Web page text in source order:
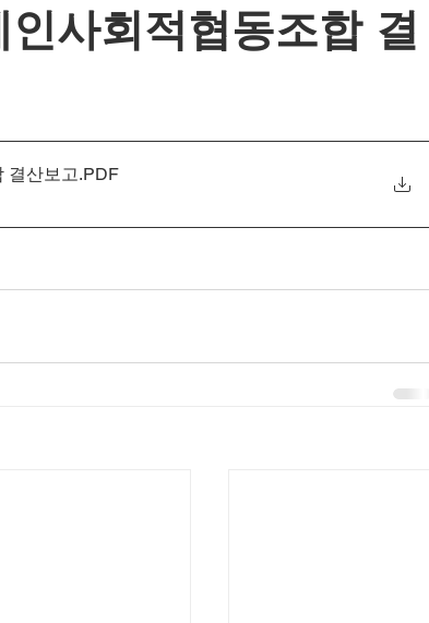
사회적협동조합 결
결산보고.PDF